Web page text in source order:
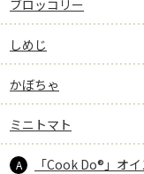
ブロッコリー
しめじ
かぼちゃ
ミニトマト
A 「Cook Do®」オ